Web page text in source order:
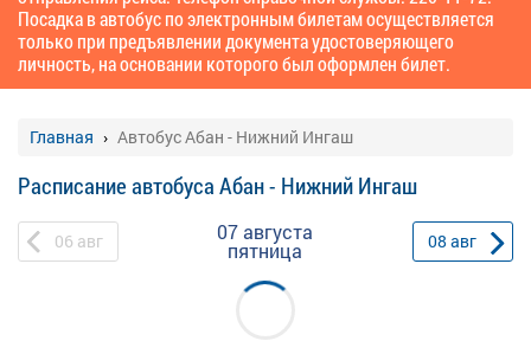
Посадка в автобус по электронным билетам осуществляется
только при предъявлении документа удостоверяющего
личность, на основании которого был оформлен билет.
Главная Автобус Абан - Нижний Ингаш
Расписание автобуса Абан - Нижний Ингаш
06 авг 07 августа
пятница 08 авг